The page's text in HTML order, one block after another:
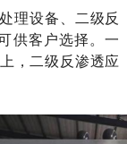
理设备、二级反
供客户选择。一
，二级反渗透应